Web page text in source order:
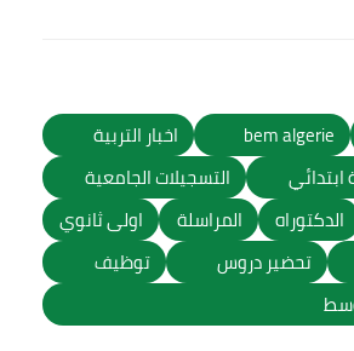
bem algerie
اخبار التربية
ابتدائي
التسجيلات الجامعية
الدكتوراه المراسلة
اولى ثانوي
تحضير دروس
توظيف